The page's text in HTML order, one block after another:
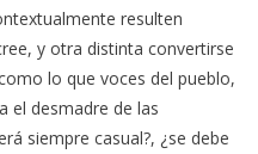
resulten
y otra distinta convertirse
lo que voces del pueblo,
el desmadre de las
siempre casual?, ¿se debe